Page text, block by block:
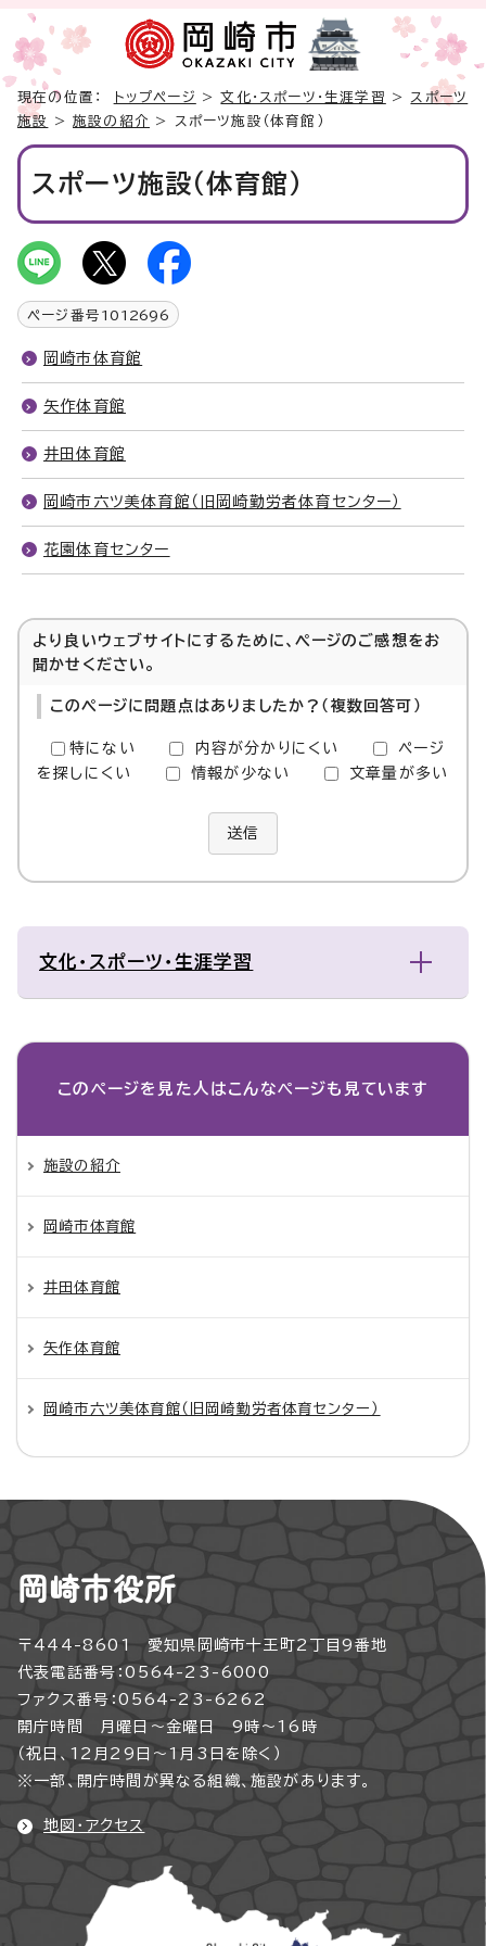
現在の位置： トップページ >文化・スポーツ・生涯学習 > スポーツ
施設
>施設の紹介 > スポーツ施設（体育館）
スポーツ施設（体育館）
ページ番号 1012696
岡崎市体育館
矢作体育館
井田体育館
岡崎市六ツ美体育館（旧岡崎勤労者体育センター）
花園体育センター
より良いウェブサイトにするために、ページのご感想をお
聞かせください。
このページに問題点はありましたか？（複数回答可）
特にない 内容が分かりにくい
ページ
を探しにくい
情報が少ない 文章量が多い
送信
文化・スポーツ・生涯学習
このページを見た人は こんなページも見ています
施設の紹介
岡崎市体育館
井田体育館
矢作体育館
岡崎市六ツ美体育館（旧岡崎勤労者体育センター）
岡崎市役所
〒444-8601 愛知県岡崎市十王町2丁目9番地
代表電話番号：0564-23-6000
ファクス番号：0564-23-6262
開庁時間 月曜日～金曜日 9時～16時
（祝日、12月29日～1月3日を除く）
※一部、開庁時間が異なる組織、施設があります。
地図・アクセス